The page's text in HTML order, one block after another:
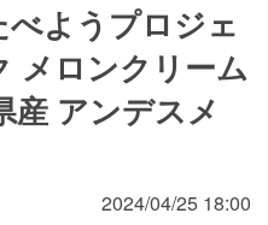
ようプロジェ
メロンクリーム
産 アンデスメ
2024/04/25 18:00